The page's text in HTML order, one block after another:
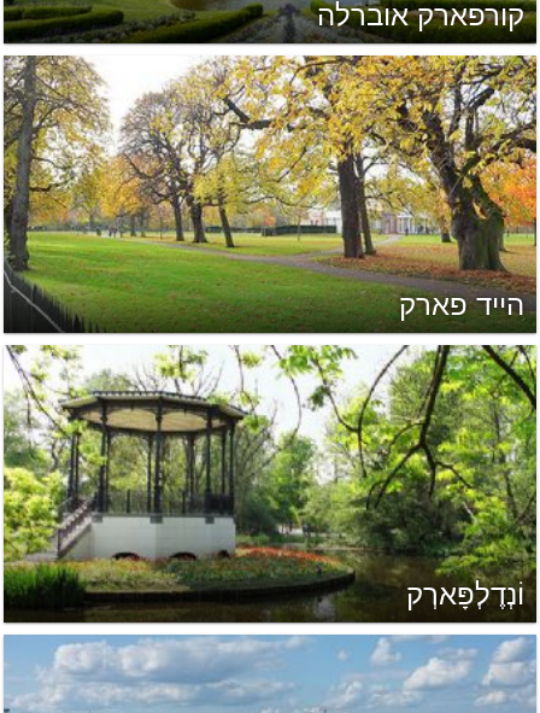
קורפארק אוברלה
הייד פארק
וֹנְדֶלְפָּארְק